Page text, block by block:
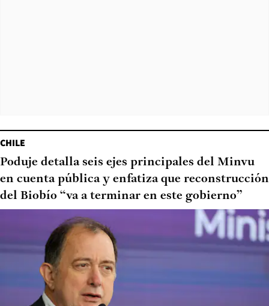
CHILE
Poduje detalla seis ejes principales del Minvu
en cuenta pública y enfatiza que reconstrucción
del Biobío “va a terminar en este gobierno”